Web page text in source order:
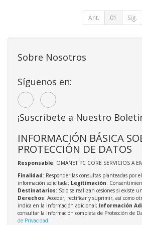
Ant. 01 Sig.
Sobre Nosotros
Síguenos en:
¡Suscríbete a Nuestro
INFORMACIÓN BÁSICA
PROTECCIÓN DE DATOS
Responsable: OMANET PC CORE SERVICIOS A
Finalidad: Responder las consultas planteadas por
información solicitada; Legitimación:
Destinatarios: Solo se realizan cesiones si existe
Derechos: Acceder, rectificar y suprimir, así como
indica en la información adicional; Información
consultar la información completa de Protección de
de Privacidad.